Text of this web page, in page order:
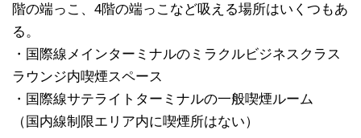
階の端っこ、4階の端っこなど吸える場所はいくつもあ
る。
・国際線メインターミナルのミラクルビジネスクラス
ラウンジ内喫煙スペース
・国際線サテライトターミナルの一般喫煙ルーム
（国内線制限エリア内に喫煙所はない）